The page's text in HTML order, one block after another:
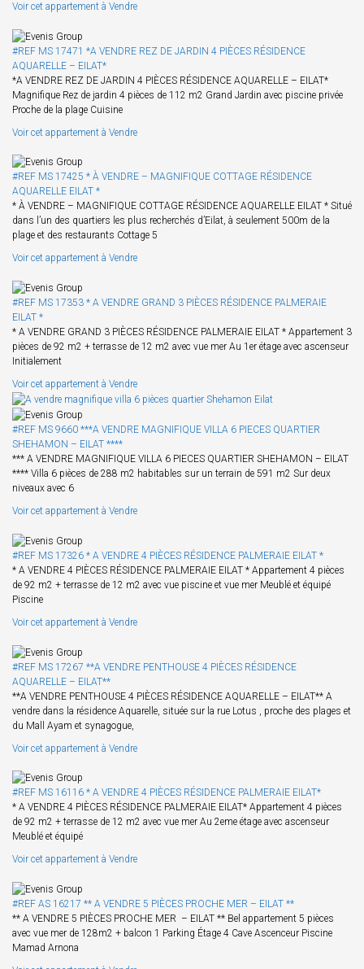
Voir cet appartement à Vendre
#REF MS 17471 *A VENDRE REZ DE JARDIN 4 PIÈCES RÉSIDENCE
AQUARELLE – EILAT*
*A VENDRE REZ DE JARDIN 4 PIÈCES RÉSIDENCE AQUARELLE – EILAT*
Magnifique Rez de jardin 4 pièces de 112 m2 Grand Jardin avec piscine privée
Proche de la plage Cuisine
Voir cet appartement à Vendre
#REF MS 17425 * À VENDRE – MAGNIFIQUE COTTAGE RÉSIDENCE
AQUARELLE EILAT *
* À VENDRE – MAGNIFIQUE COTTAGE RÉSIDENCE AQUARELLE EILAT * Situé
dans l’un des quartiers les plus recherchés d’Eilat, à seulement 500m de la
plage et des restaurants Cottage 5
Voir cet appartement à Vendre
#REF MS 17353 * A VENDRE GRAND 3 PIÈCES RÉSIDENCE PALMERAIE
EILAT *
* A VENDRE GRAND 3 PIÈCES RÉSIDENCE PALMERAIE EILAT * Appartement 3
pièces de 92 m2 + terrasse de 12 m2 avec vue mer Au 1er étage avec ascenseur
Initialement
Voir cet appartement à Vendre
#REF MS 9660 ***A VENDRE MAGNIFIQUE VILLA 6 PIECES QUARTIER
SHEHAMON – EILAT ****
*** A VENDRE MAGNIFIQUE VILLA 6 PIECES QUARTIER SHEHAMON – EILAT
**** Villa 6 pièces de 288 m2 habitables sur un terrain de 591 m2 Sur deux
niveaux avec 6
Voir cet appartement à Vendre
#REF MS 17326 * A VENDRE 4 PIÈCES RÉSIDENCE PALMERAIE EILAT *
* A VENDRE 4 PIÈCES RÉSIDENCE PALMERAIE EILAT * Appartement 4 pièces
de 92 m2 + terrasse de 12 m2 avec vue piscine et vue mer Meublé et équipé
Piscine
Voir cet appartement à Vendre
#REF MS 17267 **A VENDRE PENTHOUSE 4 PIÈCES RÉSIDENCE
AQUARELLE – EILAT**
**A VENDRE PENTHOUSE 4 PIÈCES RÉSIDENCE AQUARELLE – EILAT** A
vendre dans la résidence Aquarelle, située sur la rue Lotus , proche des plages et
du Mall Ayam et synagogue,
Voir cet appartement à Vendre
#REF MS 16116 * A VENDRE 4 PIÈCES RÉSIDENCE PALMERAIE EILAT*
* A VENDRE 4 PIÈCES RÉSIDENCE PALMERAIE EILAT* Appartement 4 pièces
de 92 m2 + terrasse de 12 m2 avec vue mer Au 2eme étage avec ascenseur
Meublé et équipé
Voir cet appartement à Vendre
#REF AS 16217 ** A VENDRE 5 PIÈCES PROCHE MER – EILAT **
** A VENDRE 5 PIÈCES PROCHE MER – EILAT ** Bel appartement 5 pièces
avec vue mer de 128m2 + balcon 1 Parking Étage 4 Cave Ascenceur Piscine
Mamad Arnona